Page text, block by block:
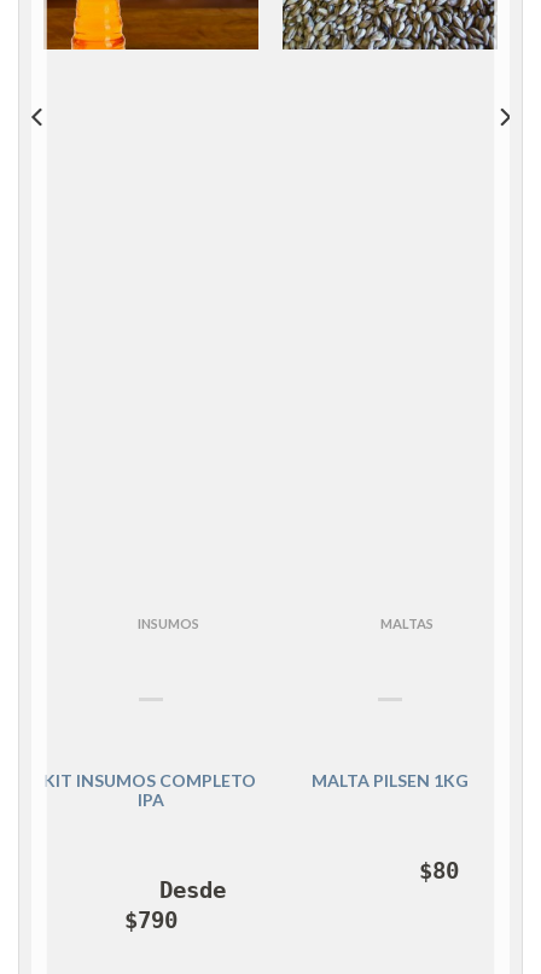
INSUMOS
KIT INSUMOS COMPLETO
IPA
$790
MALTAS
MALTA PILSEN 1KG
$80